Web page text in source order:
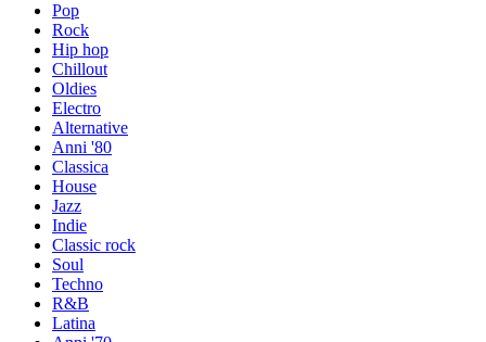
Pop
Rock
Hip hop
Chillout
Oldies
Electro
Alternative
Anni '80
Classica
House
Jazz
Indie
Classic rock
Soul
Techno
R&B
Latina